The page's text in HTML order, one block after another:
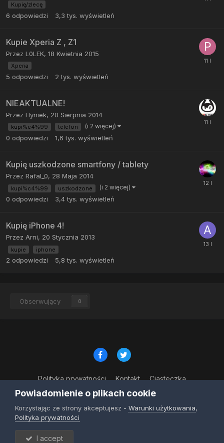
Kupię/zlecę
6 odpowiedzi 3,3 tys. wyświetleń
Kupie Xperia Z , Z1
Przez L0LEK, 18 Kwietnia 2015
Xperia
5 odpowiedzi 2 tys. wyświetleń
NIEAKTUALNE!
Przez Hyniek, 20 Sierpnia 2014
kupi%c4%99 telefon (i 2 więcej)
0 odpowiedzi 1,6 tys. wyświetleń
Kupię uszkodzone smartfony / tablety
Przez Rafal_0, 28 Maja 2014
kupi%c4%99 uszkodzone (i 2 więcej)
0 odpowiedzi 3,4 tys. wyświetleń
Kupię iPhone 4!
Przez Arni, 20 Stycznia 2013
kupie iphone
2 odpowiedzi 5,8 tys. wyświetleń
Obserwujący 0
Polityka prywatności Kontakt Ciasteczka
© Copyright 2023
Powered by Invision Community
Powiadomienie o plikach cookie
Korzystając ze strony akceptujesz - Warunki użytkowania,
Polityka prywatności
I accept